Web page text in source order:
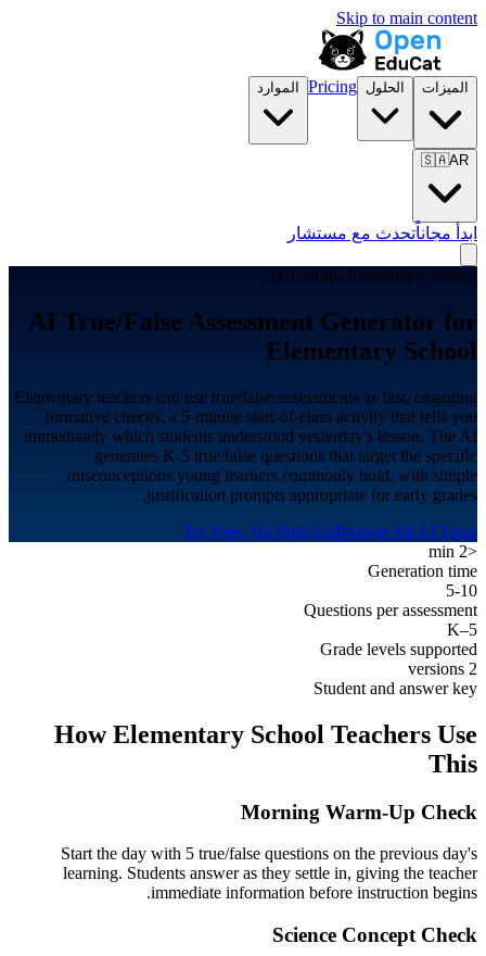
Skip to main content
الميزات الحلول Pricing الموارد
🇸🇦AR
ابدأ مجاناًتحدث مع مستشار
AI Tool for Elementary School
AI True/False Assessment Generator for
Elementary School
Elementary teachers can use true/false assessments as fast, engaging
formative checks, a 5-minute start-of-class activity that tells you
immediately which students understood yesterday's lesson. The AI
generates K-5 true/false questions that target the specific
misconceptions young learners commonly hold, with simple
justification prompts appropriate for early grades.
Try Free, No Sign-UpBrowse All AI Tools
<2 min
Generation time
5-10
Questions per assessment
K–5
Grade levels supported
2 versions
Student and answer key
HowElementary School Teachers Use
This
Morning Warm-Up Check
Start the day with 5 true/false questions on the previous day's
learning. Students answer as they settle in, giving the teacher
immediate information before instruction begins.
Science Concept Check